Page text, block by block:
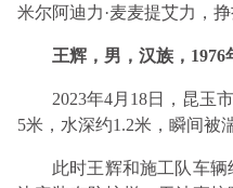
米尔阿迪力·麦麦提艾力，
王辉，男，汉族，
2023年4月18日，昆玉
5米，水深约1.2米，瞬间被
此时王辉和施工队车